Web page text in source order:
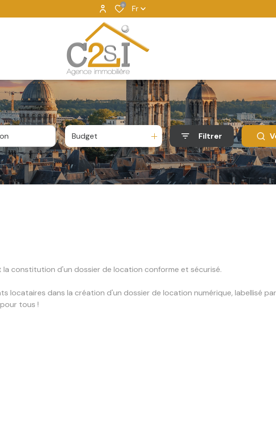
0 Fr
Budget Filtrer
constitution d'un dossier de location conforme et sécurisé.
locataires dans la création d'un dossier de location numérique, labellisé
tous !